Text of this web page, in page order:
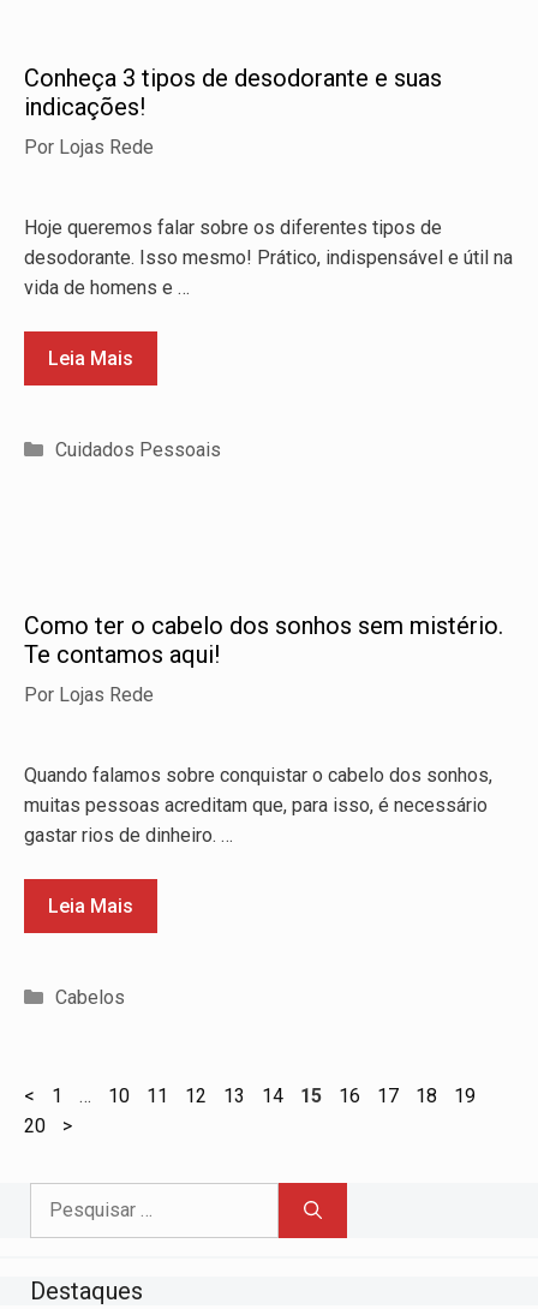
Conheça 3 tipos de desodorante e suas
indicações!
Por Lojas Rede
Hoje queremos falar sobre os diferentes tipos de
desodorante. Isso mesmo! Prático, indispensável e útil na
vida de homens e …
Leia Mais
Categorias
Cuidados Pessoais
Como ter o cabelo dos sonhos sem mistério.
Te contamos aqui!
Por Lojas Rede
Quando falamos sobre conquistar o cabelo dos sonhos,
muitas pessoas acreditam que, para isso, é necessário
gastar rios de dinheiro. …
Leia Mais
Categorias
Cabelos
< Page
1 … Page
10 Page
11 Page
12 Page
13 Page
14 Page
15 Page
16 Page
17 Page
18 Page
19
20
>
Pesquisar
Destaques